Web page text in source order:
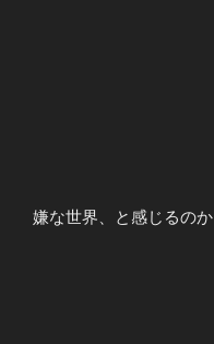
嫌な世界、と感じるのか